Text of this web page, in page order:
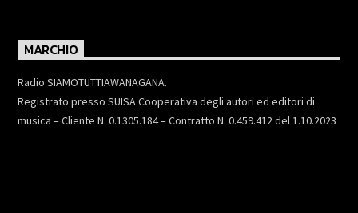
MARCHIO
Radio SIAMOTUTTIAWANAGANA.
Registrato presso SUISA Cooperativa degli autori ed editori di
musica – Cliente N. 0.1305.184 – Contratto N. 0.459.412 del 1.10.2023